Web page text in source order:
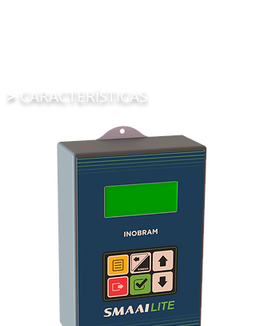
> CARACTERÍSTICAS